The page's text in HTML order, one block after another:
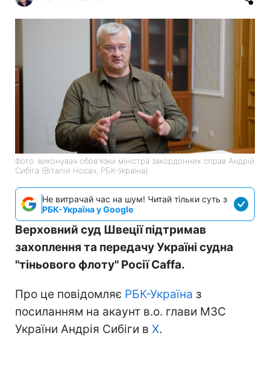
Фото: виконувач обов'язки міністра закордонних справ Андрій
Сибіга (Віталій Носач, РБК-Україна)
Не витрачай час на шум! Читай тільки суть з
РБК-Україна у Google
Верховний суд Швеції підтримав
захоплення та передачу Україні судна
"тіньового флоту" Росії Caffa.
Про це повідомляє РБК-Україна з
посиланням на акаунт в.о. глави МЗС
України Андрія Сибіги в Х.